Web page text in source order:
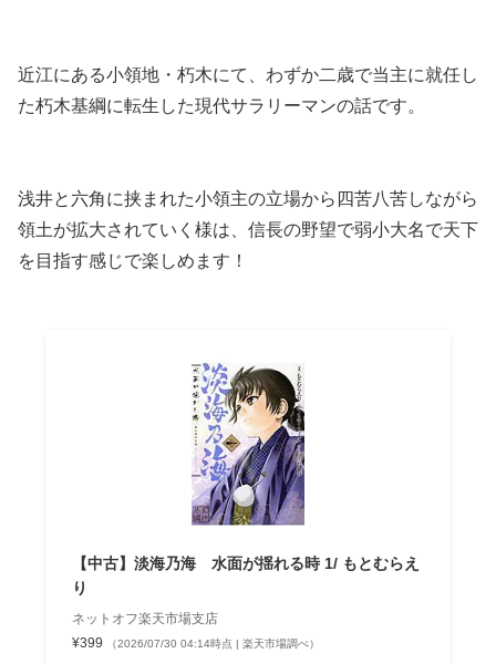
近江にある小領地・朽木にて、わずか二歳で当主に就任し
た朽木基綱に転生した現代サラリーマンの話です。
浅井と六角に挟まれた小領主の立場から四苦八苦しながら
領土が拡大されていく様は、信長の野望で弱小大名で天下
を目指す感じで楽しめます！
【中古】淡海乃海 水面が揺れる時 1/ もとむらえ
り
ネットオフ楽天市場支店
¥399
（2026/07/30 04:14時点 | 楽天市場調べ）